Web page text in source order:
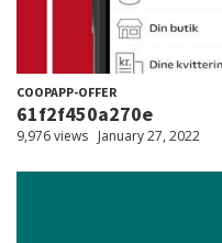
COOPAPP-OFFER
61f2f450a270e
9,976 views January 27, 2022